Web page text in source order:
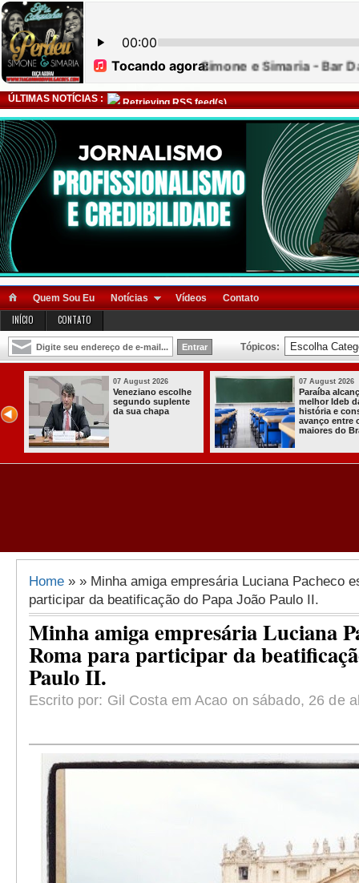
ÚLTIMAS NOTÍCIAS : Retrieving RSS feed(s)
Quem Sou Eu Notícias Vídeos Contato
INÍCIO CONTATO
Tópicos:
2026
alcança o
Ideb da
e consolida
entre os
do Brasil
07 August 2026
Homem é preso
com armas,
munições e
radiocomunicadore
s no Conde
Home » » Minha amiga empresária Luciana Pacheco
participar da beatificação do Papa João Paulo II.
Minha amiga empresária Luciana
Roma para participar da
Paulo II.
Escrito por: Gil Costa em Acao on sábado, 26 de